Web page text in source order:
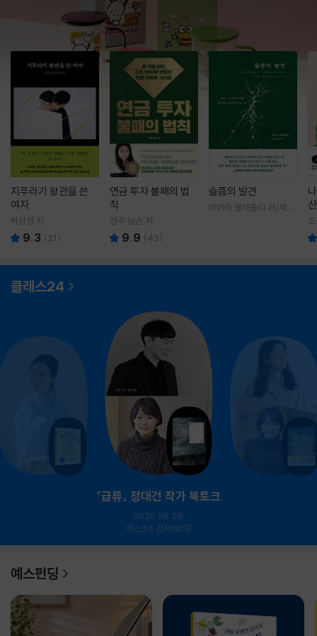
지푸라기 왕관을 쓴
여자
박상영 저
9.3 ( 21 )
연금 투자 불패의 법
칙
영주 닐슨 저
9.9 (43)
슬픔의 발견
바버라 블래츨리 저/제효
클래스24
『급류』 정대건 작가 북토크
2026.08.28.
예스24 강서NC점
예스펀딩